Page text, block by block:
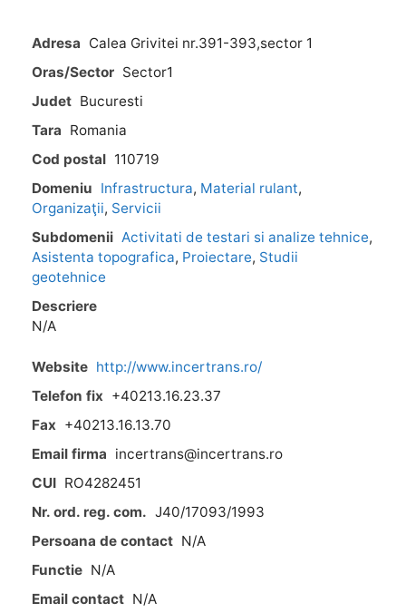
Adresa Calea Grivitei nr.391-393,sector 1
Oras/Sector Sector1
Judet Bucuresti
Tara Romania
Cod postal 110719
Domeniu Infrastructura, Material rulant,
Organizaţii, Servicii
Subdomenii Activitati de testari si analize tehnice,
Asistenta topografica, Proiectare, Studii
geotehnice
Descriere
N/A
Website http://www.incertrans.ro/
Telefon fix +40213.16.23.37
Fax +40213.16.13.70
Email firma incertrans@incertrans.ro
CUI RO4282451
Nr. ord. reg. com. J40/17093/1993
Persoana de contact N/A
Functie N/A
Email contact N/A